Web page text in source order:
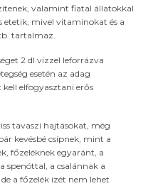
valamint fiatal állatokkal
mivel vitaminokat és a
tartalmaz.
2 dl vízzel leforrázva
esetén az adag
elfogyasztani erős
tavaszi hajtásokat, még
kevésbé csípnek, mint a
főzeléknek egyaránt, a
spenóttal, a csalánnak a
a főzelék ízét nem lehet